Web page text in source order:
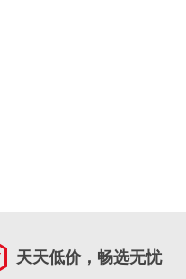
天天低价，畅选无忧